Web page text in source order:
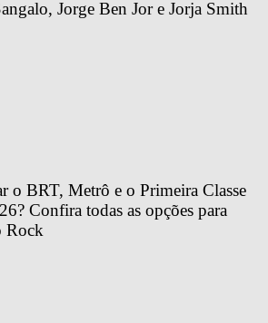
Jorge Ben Jor e Jorja Smith
o BRT, Metrô e o Primeira Classe
Confira todas as opções para
Rock